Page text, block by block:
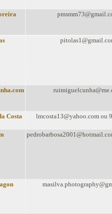
Costa lmcosta13@yahoo.com ou